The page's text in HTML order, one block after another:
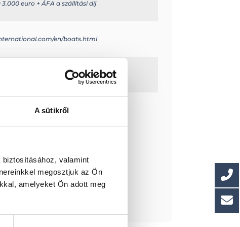
A sütikről
valamint
megosztjuk az Ön
amelyeket Ön adott meg
500 l
euro + ÁFA a szállítási díj
en/boats.html
kérek!